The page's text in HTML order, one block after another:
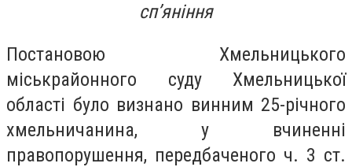
сп’яніння
Постановою Хмельницького
міськрайонного суду Хмельницької
області було визнано винним 25-річного
хмельничанина, у вчиненні
правопорушення, передбаченого ч. 3 ст.